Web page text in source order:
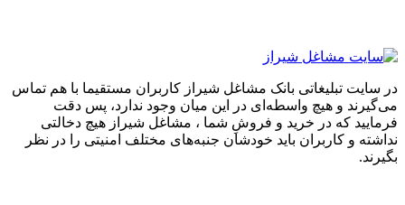
در سایت تبلیغاتی بانک مشاغل شیراز کاربران مستقیما با هم تماس
می‌گیرند و هیچ واسطه‌ای در این میان وجود ندارد، پس دقت
فرمایید که در خرید و فروشِ شما ، مشاغل شیراز هیچ دخالتی
نداشته و کاربران باید خودشان جنبه‌های مختلف امنیتی را در نظر
بگیرند.